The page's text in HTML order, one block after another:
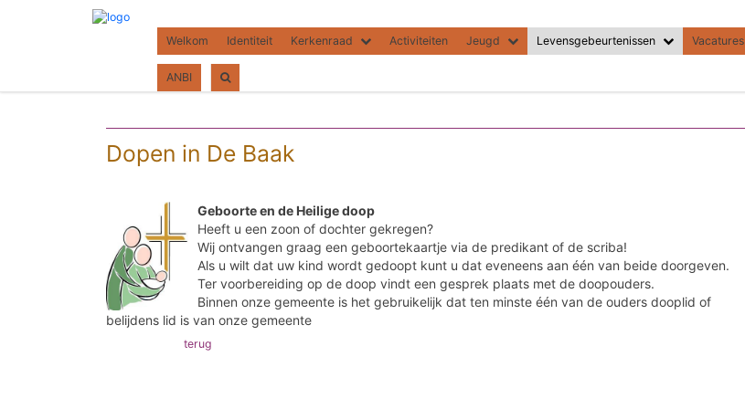
Welkom Identiteit Kerkenraad Activiteiten Jeugd Levensgebeurtenissen Vacatures
ANBI
Dopen in De Baak
Geboorte en de Heilige doop
Heeft u een zoon of dochter gekregen?
Wij ontvangen graag een geboortekaartje via de predikant of de scriba!
Als u wilt dat uw kind wordt gedoopt kunt u dat eveneens aan één van beide doorgeven.
Ter voorbereiding op de doop vindt een gesprek plaats met de doopouders.
Binnen onze gemeente is het gebruikelijk dat ten minste één van de ouders dooplid of
belijdens lid is van onze gemeente
terug